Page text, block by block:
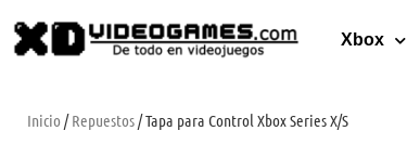
Xbox
Inicio /Repuestos/ Tapa para Control Xbox Series X/S